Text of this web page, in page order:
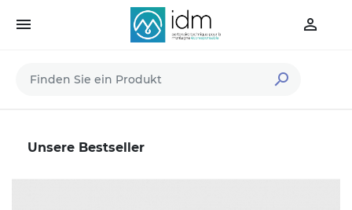
 

Unsere Bestseller